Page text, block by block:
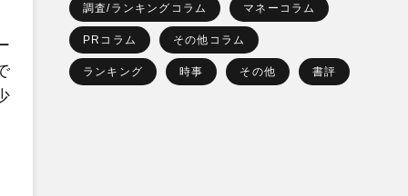
調査/ランキングコラム マネーコラム
PRコラム その他コラム
ランキング 時事 その他 書評